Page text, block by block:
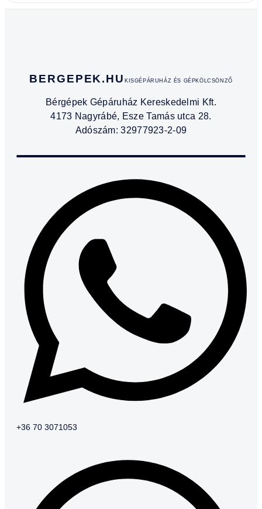
BERGEPEK.HUKISGÉPÁRUHÁZ ÉS GÉPKÖLCSÖNZŐ
Bérgépek Gépáruház Kereskedelmi Kft.
4173 Nagyrábé, Esze Tamás utca 28.
Adószám: 32977923-2-09
+36 70 3071053